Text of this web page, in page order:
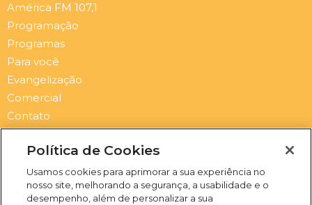
América FM 107,1
Programação
Programas
Para você
Evangelização
Comercial
Contato
Newsletter
Submit
F
Y
S
Política de Cookies
Usamos cookies para aprimorar a sua experiência no
nosso site, melhorando a segurança, a usabilidade e o
desempenho, além de personalizar a sua